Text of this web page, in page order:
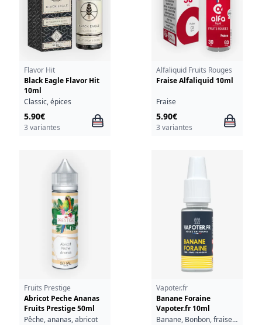
Flavor Hit
Black Eagle Flavor Hit
10ml
Classic, épices
5.90€
3 variantes
Alfaliquid Fruits Rouges
Fraise Alfaliquid 10ml
Fraise
5.90€
3 variantes
Fruits Prestige
Abricot Peche Ananas
Fruits Prestige 50ml
Pêche, ananas, abricot
Vapoter.fr
Banane Foraine
Vapoter.fr 10ml
Banane, Bonbon, fraise, fraîcheur